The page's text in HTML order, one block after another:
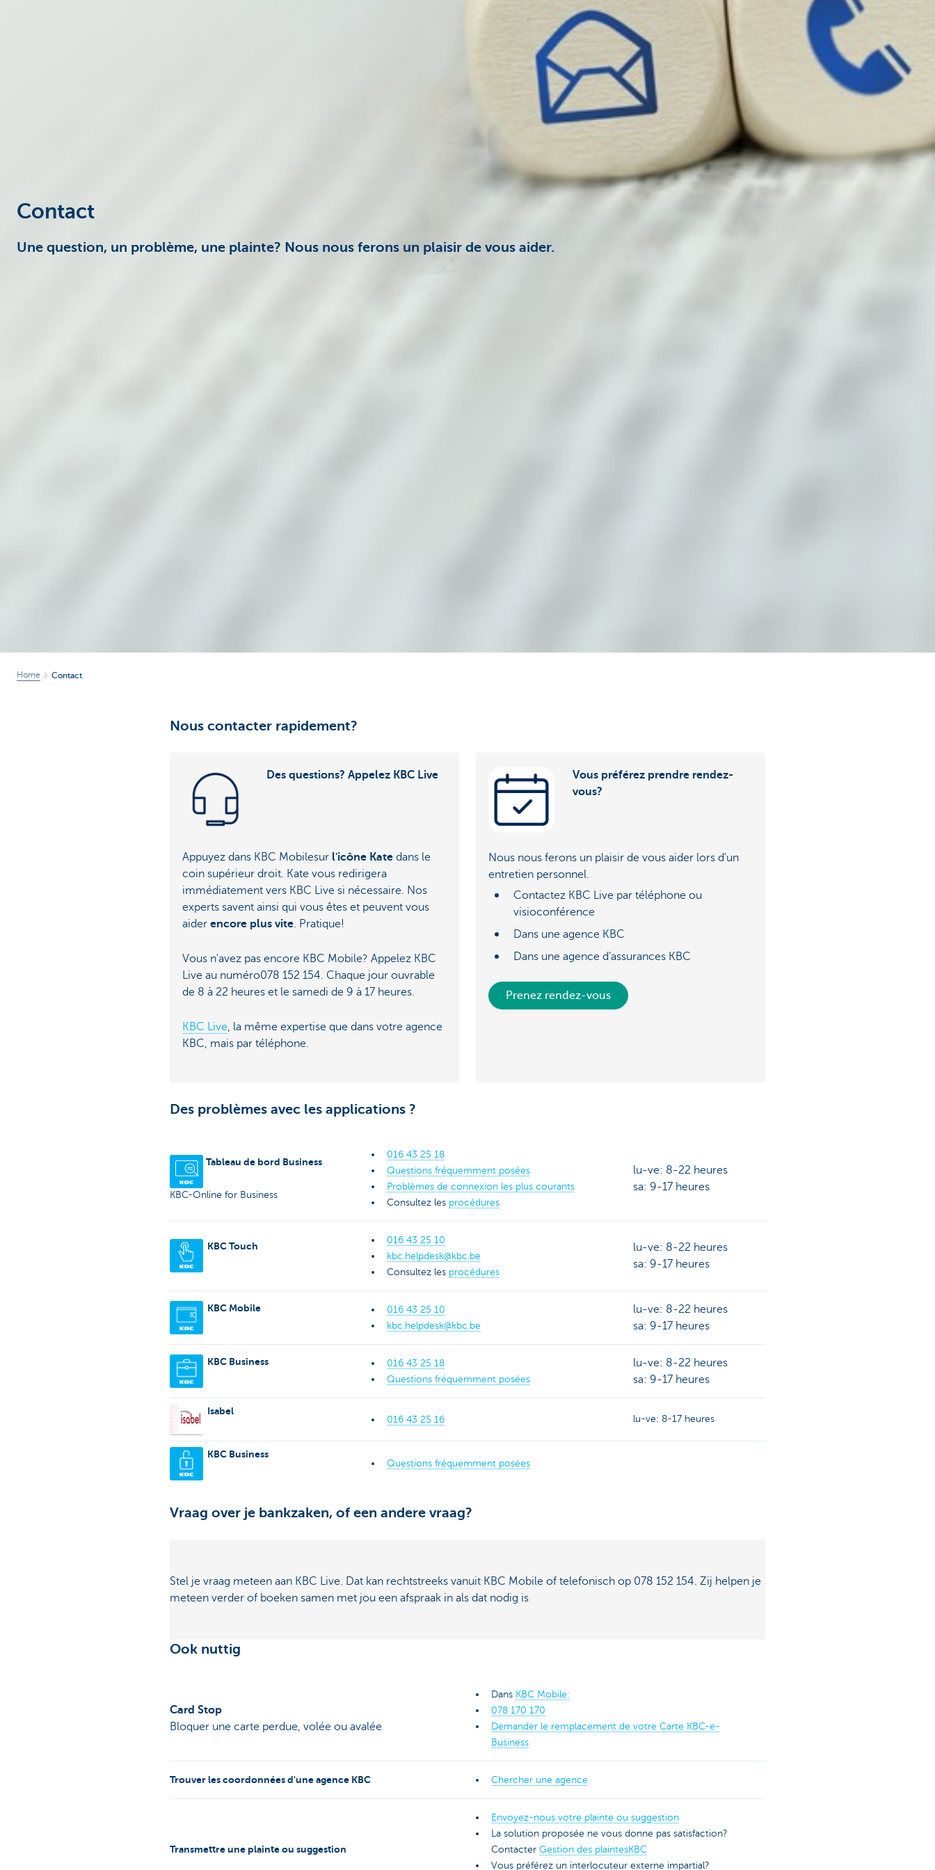
Contact
Une question, un problème, une plainte? Nous nous ferons un plaisir de vous aider.
Home Contact
Nous contacter rapidement?
Des questions? Appelez KBC Live
Appuyez dans KBC Mobilesur l'icône Kate dans le
coin supérieur droit. Kate vous redirigera
immédiatement vers KBC Live si nécessaire. Nos
experts savent ainsi qui vous êtes et peuvent vous
aider encore plus vite. Pratique!
Vous n'avez pas encore KBC Mobile? Appelez KBC
Live au numéro078 152 154. Chaque jour ouvrable
de 8 à 22 heures et le samedi de 9 à 17 heures.
KBC Live, la même expertise que dans votre agence
KBC, mais par téléphone.
Vous préférez prendre rendez-
vous?
Nous nous ferons un plaisir de vous aider lors d'un
entretien personnel.
Contactez KBC Live par téléphone ou
visioconférence
Dans une agence KBC
Dans une agence d’assurances KBC
Prenez rendez-vous
Des problèmes avec les applications ?
Tableau de bord Business
KBC-Online for Business
016 43 25 18
Questions fréquemment posées
Problèmes de connexion les plus courants
Consultez les procédures
lu-ve: 8-22 heures
sa: 9-17 heures
KBC Touch
016 43 25 10
kbc.helpdesk@kbc.be
Consultez les procédures
lu-ve: 8-22 heures
sa: 9-17 heures
KBC Mobile
016 43 25 10
kbc.helpdesk@kbc.be
lu-ve: 8-22 heures
sa: 9-17 heures
KBC Business
016 43 25 18
Questions fréquemment posées
lu-ve: 8-22 heures
sa: 9-17 heures
Isabel
016 43 25 16 lu-ve: 8-17 heures
KBC Business
Questions fréquemment posées
Vraag over je bankzaken, of een andere vraag?
Stel je vraag meteen aan KBC Live. Dat kan rechtstreeks vanuit KBC Mobile of telefonisch op 078 152 154. Zij helpen je
meteen verder of boeken samen met jou een afspraak in als dat nodig is
Ook nuttig
Card Stop
Bloquer une carte perdue, volée ou avalée
Dans KBC Mobile:
078 170 170
Demander le remplacement de votre Carte KBC-e-
Business
Trouver les coordonnées d'une agence KBC Chercher une agence
Transmettre une plainte ou suggestion
Envoyez-nous votre plainte ou suggestion
La solution proposée ne vous donne pas satisfaction?
ContacterGestion des plaintesKBC
Vous préférez un interlocuteur externe impartial?